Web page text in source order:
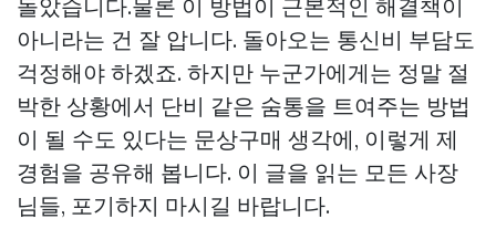
돌았습니다.물론 이 방법이 근본적인 해결책이
아니라는 건 잘 압니다. 돌아오는 통신비 부담도
걱정해야 하겠죠. 하지만 누군가에게는 정말 절
박한 상황에서 단비 같은 숨통을 트여주는 방법
이 될 수도 있다는 문상구매 생각에, 이렇게 제
경험을 공유해 봅니다. 이 글을 읽는 모든 사장
님들, 포기하지 마시길 바랍니다.